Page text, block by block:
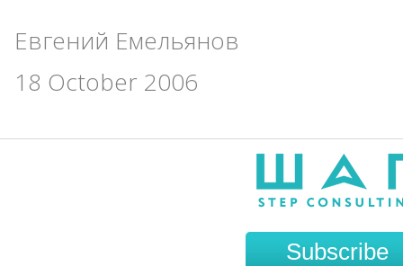
Евгений Емельянов
18 October 2006
Subscribe